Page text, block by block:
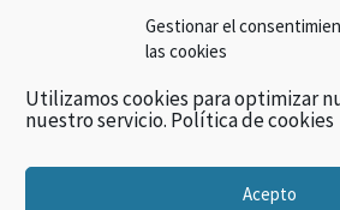
Gestionar el
las cookies
Utilizamos cookies para optimizar
nuestro servicio. Política de cookies
Acepto
del usuario incapaz para el acceso.
EL TITULAR DE LA WEB/REDES
expresamente exonerada de